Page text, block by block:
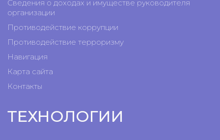
Сведения о доходах и имуществе руководителя
организации
Противодействие коррупции
Противодействие терроризму
Навигация
Карта сайта
Контакты
ТЕХНОЛОГИИ